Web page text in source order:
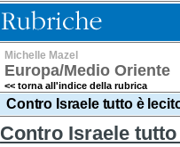
Michelle Mazel
Europa/Medio Oriente
<< torna all'indice della rubrica
Contro Israele tutto è
Contro Israele